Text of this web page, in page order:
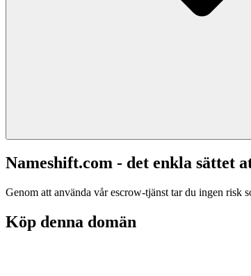
Nameshift.com - det enkla sättet
Genom att använda vår escrow-tjänst tar du ingen risk
Köp denna domän